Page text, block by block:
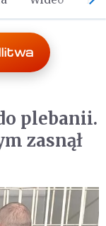
plebanii.
zasnął